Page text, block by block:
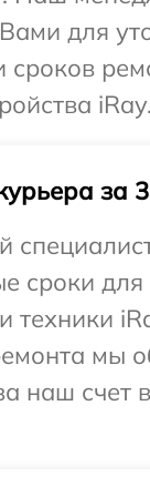
для
сроков
iRay.
за
сроки для
техники
мы
наш счет